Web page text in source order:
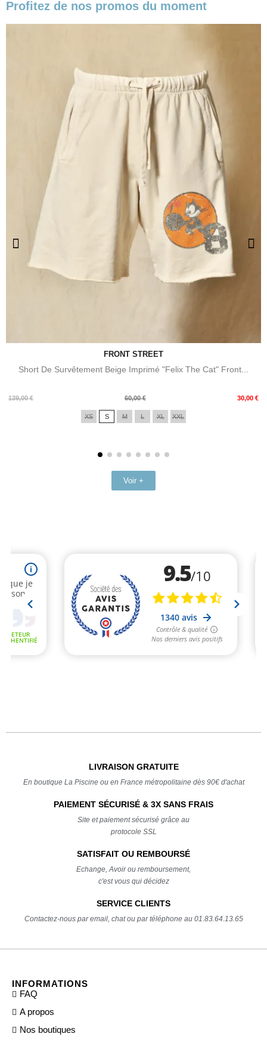
Profitez de nos promos du moment
FRONT STREET
Short De Survêtement Beige Imprimé "Felix The Cat" Front...
139,00 €
Prix
60,00 € 30,00 €
Prix
XS S M L XL XXL
Voir +
LIVRAISON GRATUITE
En boutique La Piscine ou en France métropolitaine dès 90€ d'achat
PAIEMENT SÉCURISÉ & 3X SANS FRAIS
Site et paiement sécurisé grâce au
protocole SSL
SATISFAIT OU REMBOURSÉ
Echange, Avoir ou remboursement,
c'est vous qui décidez
SERVICE CLIENTS
Contactez-nous par email, chat ou par téléphone au 01.83.64.13.65
INFORMATIONS
FAQ
A propos
Nos boutiques